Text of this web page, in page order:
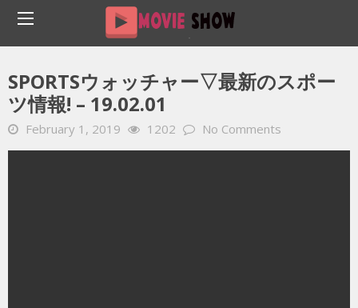
Home
YOUTUBE 動画 毎日
SPORTSウォッチャー▽最新のスポーツ情報! – 19.02.01
SPORTSウォッチャー▽最新のスポー
ツ情報! – 19.02.01
February 1, 2019 1202 No Comments